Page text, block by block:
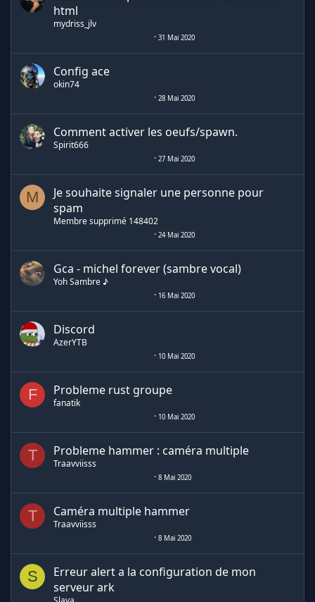
html
mydriss_jlv
31 Mai 2020
Config ace
okin74
28 Mai 2020
Comment activer les oeufs/spawn.
Spirit666
27 Mai 2020
M
Je souhaite signaler une personne pour
spam
Membre supprimé 148402
24 Mai 2020
Gca - michel forever (sambre vocal)
Yoh Sambre ♪
16 Mai 2020
Discord
AzerYTB
10 Mai 2020
F Probleme rust groupe
fanatik
10 Mai 2020
T Probleme hammer : caméra multiple
Traavviisss
8 Mai 2020
T Caméra multiple hammer
Traavviisss
8 Mai 2020
S
Erreur alert a la configuration de mon
serveur ark